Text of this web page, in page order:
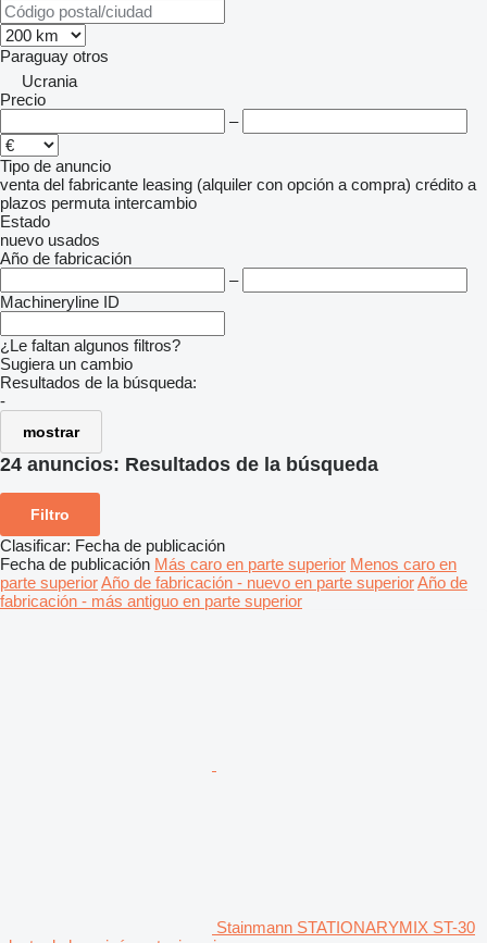
Paraguay otros
Ucrania
Precio
–
Tipo de anuncio
venta del fabricante leasing (alquiler con opción a compra) crédito a
plazos permuta intercambio
Estado
nuevo usados
Año de fabricación
–
Machineryline ID
¿Le faltan algunos filtros?
Sugiera un cambio
Resultados de la búsqueda:
-
mostrar
24 anuncios: Resultados de la búsqueda
Filtro
Clasificar: Fecha de publicación
Fecha de publicación Más caro en parte superior Menos caro en
parte superiorAño de fabricación - nuevo en parte superiorAño de
fabricación - más antiguo en parte superior
Stainmann STATIONARYMIX ST-30